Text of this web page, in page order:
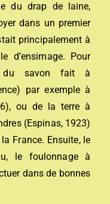
du drap de laine,
dans un premier
principalement à
d’ensimage. Pour
du savon fait à
par exemple à
ou de la terre à
(Espinas, 1923)
France. Ensuite, le
le foulonnage à
dans de bonnes